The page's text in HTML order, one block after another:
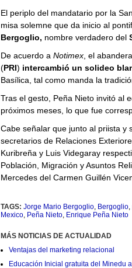
El periplo del mandatario por la
misa solemne que da inicio al
Bergoglio, nombre verdadero del
De acuerdo a Notimex, el
(PRI) intercambió un solideo
Basílica, tal como manda la
Tras el gesto, Peña Nieto invitó al
próximos meses, lo que fue
Cabe señalar que junto al priista y
secretarios de Relaciones
Kuribreña y Luis Videgaray
Población, Migración y Asuntos
Mercedes del Carmen Guillén
TAGS: Jorge Mario Bergoglio, Bergoglio,
Mexico, Peña Nieto, Enrique Peña Nieto
MÁS NOTICIAS DE ACTUALIDAD
Ventajas del marketing relacional
Educación Inicial gratuita del Minedu